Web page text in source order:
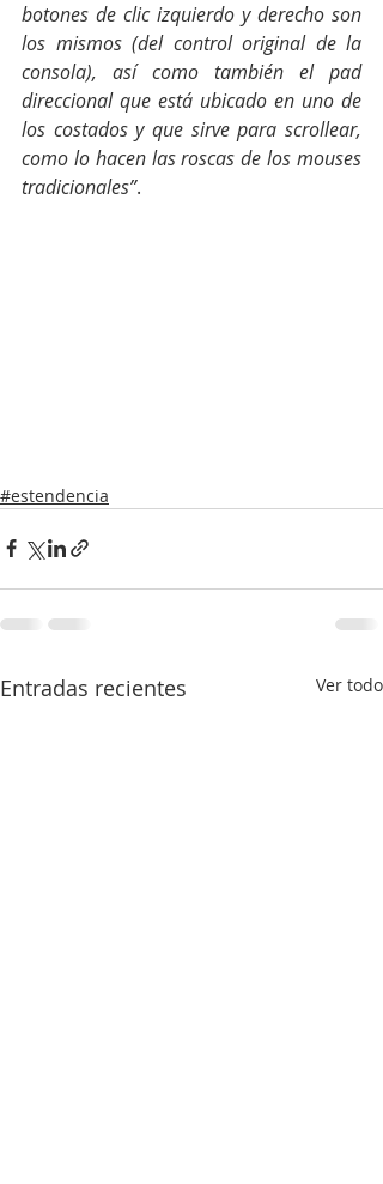
botones de clic izquierdo y derecho son
los mismos (del control original de la
consola), así como también el pad
direccional que está ubicado en uno de
los costados y que sirve para scrollear,
como lo hacen las roscas de los mouses
tradicionales”.
#estendencia
Entradas recientes Ver todo